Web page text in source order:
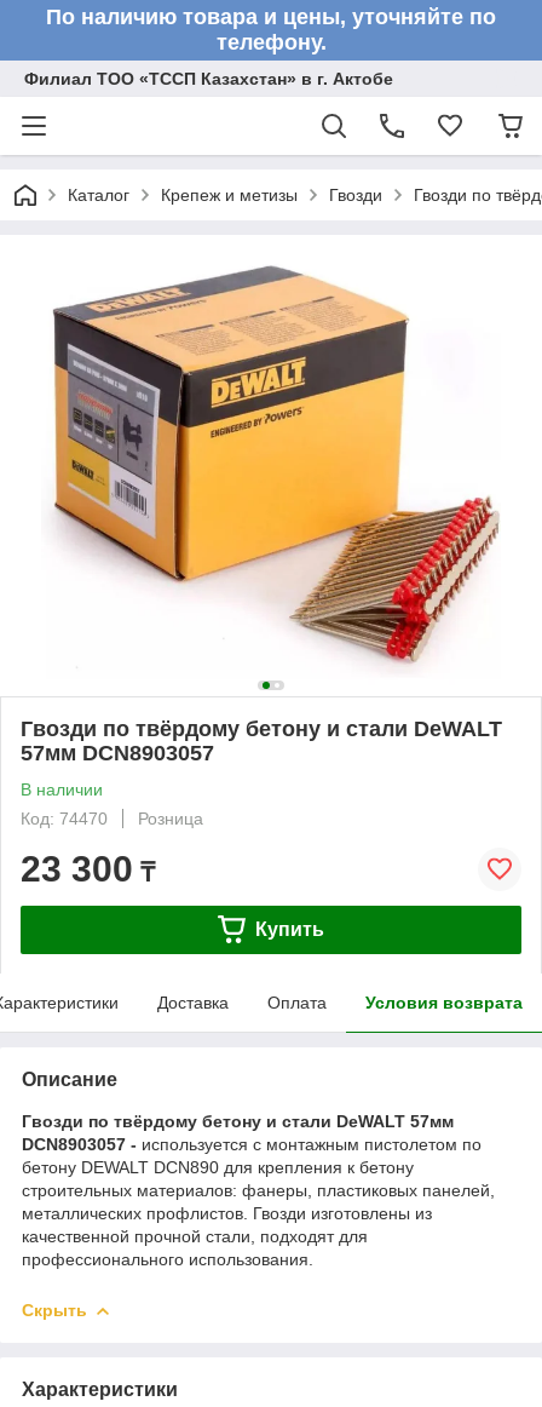
По наличию товара и цены, уточняйте по
телефону.
Филиал ТОО «ТССП Казахстан» в г. Актобе
Каталог Крепеж и метизы Гвозди Гвозди по
Гвозди по твёрдому бетону и стали DeWALT
57мм DCN8903057
В наличии
Код: 74470
Розница
23 300 ₸
Купить
Доставка Оплата Условия возврата
Описание
Гвозди по твёрдому бетону и стали DeWALT 57мм
DCN8903057 - используется с монтажным пистолетом по
бетону DEWALT DCN890 для крепления к бетону
строительных материалов: фанеры, пластиковых панелей,
металлических профлистов. Гвозди изготовлены из
качественной прочной стали, подходят для
профессионального использования.
Скрыть
Характеристики